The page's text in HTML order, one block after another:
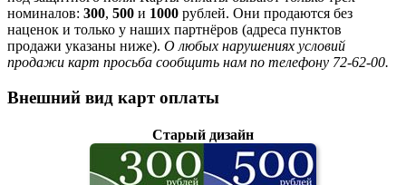
номиналов: 300, 500 и 1000 рублей. Они продаются без
наценок и только у наших партнёров (адреса пунктов
продажи указаны ниже). О любых нарушениях условий
продажи карт просьба сообщить нам по телефону 72-62-00.
Внешний вид карт оплаты
Старый дизайн